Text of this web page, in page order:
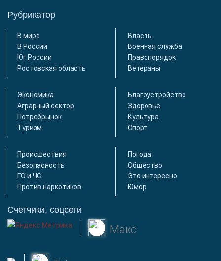
Рубрикатор
В мире
В России
Юг России
Ростовская область
Власть
Военная служба
Правопорядок
Ветераны
Экономика
Аграрный сектор
Потребрынок
Туризм
Благоустройство
Здоровье
Культура
Спорт
Происшествия
Безопасность
ГО и ЧС
Против наркотиков
Погода
Общество
Это интересно
Юмор
Счетчики, соцсети
Макс